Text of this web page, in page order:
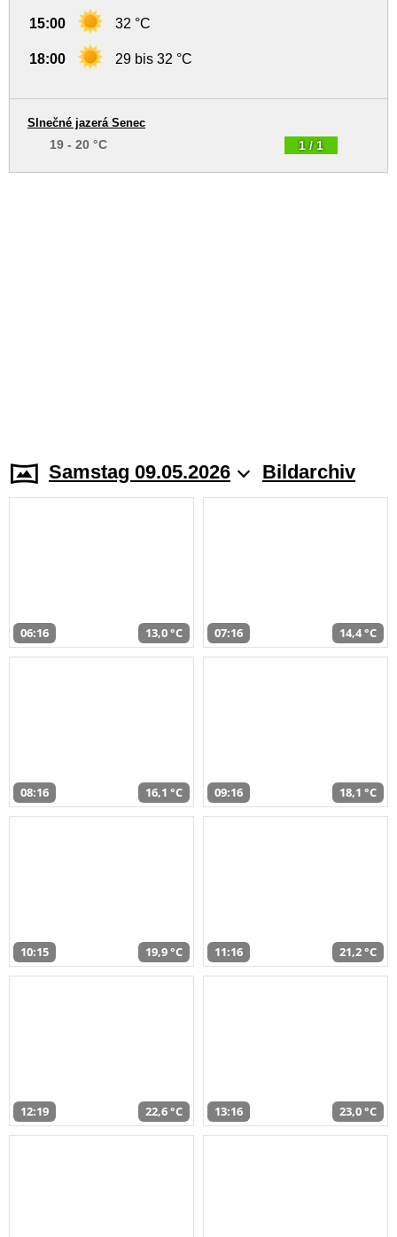
15:00 32 °C
18:00 29 bis 32 °C
1 / 1
Slnečné jazerá Senec
19 - 20 °C
Samstag 09.05.2026 Bildarchiv
06:16 13,0 °C 07:16 14,4 °C
08:16 16,1 °C 09:16 18,1 °C
10:15 19,9 °C 11:16 21,2 °C
12:19 22,6 °C 13:16 23,0 °C